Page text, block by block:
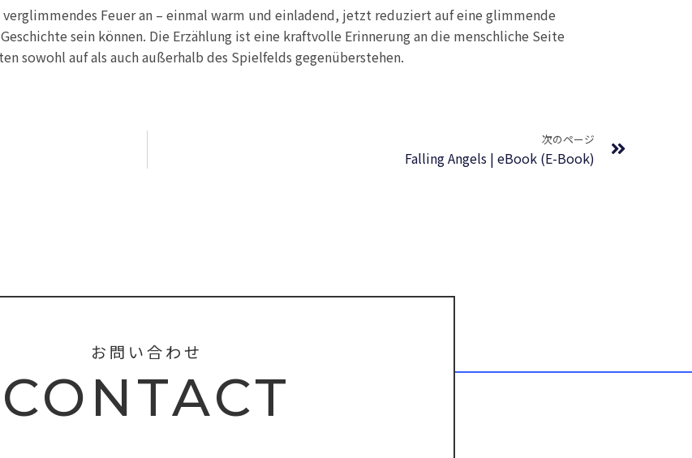
Feuer an – einmal warm und einladend, jetzt reduziert auf eine glimmende
sein können. Die Erzählung ist eine kraftvolle Erinnerung an die menschliche Seite
sowohl auf als auch außerhalb des Spielfelds gegenüberstehen.
次のページ
Falling Angels | eBook (E-Book)
お問い合わせ
CONTACT